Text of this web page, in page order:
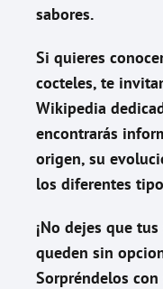
sabores.
Si quieres
cocteles, te
Wikipedia
encontrarás
origen, su
los diferentes
¡No dejes que
queden sin
Sorpréndelos